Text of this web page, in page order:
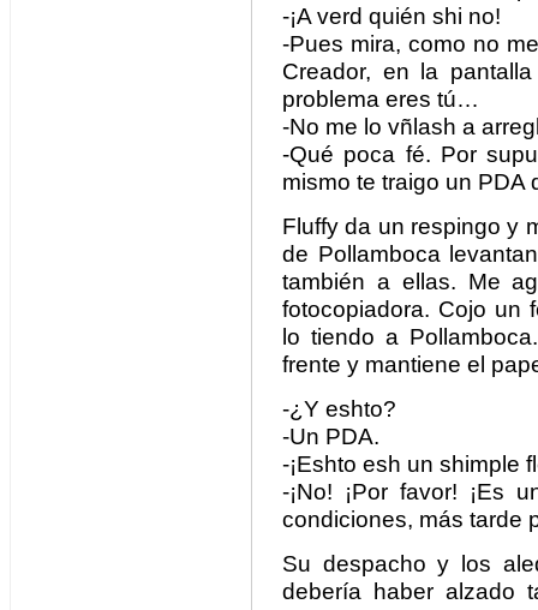
-¡A verd quién shi no!
-Pues mira, como no
Creador, en la
problema eres tú…
-No me lo vñlash a
-Qué poca fé. Por
mismo te traigo un PDA
Fluffy da un respingo y
de Pollamboca
también a ellas. Me
fotocopiadora. Cojo un
lo tiendo a
frente y mantiene el
-¿Y eshto?
-Un PDA.
-¡Eshto esh un shimple
-¡No! ¡Por favor! ¡Es
condiciones, más tarde
Su despacho y los
debería haber alzado